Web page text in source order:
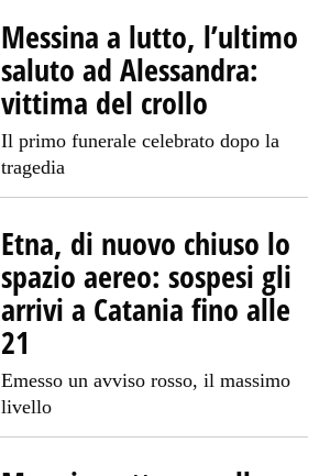
Messina a lutto, l’ultimo
saluto ad Alessandra:
vittima del crollo
Il primo funerale celebrato dopo la
tragedia
Etna, di nuovo chiuso lo
spazio aereo: sospesi gli
arrivi a Catania fino alle
21
Emesso un avviso rosso, il massimo
livello